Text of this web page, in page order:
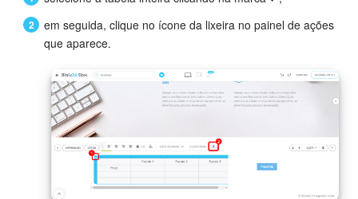
em seguida, clique no ícone da lixeira no painel de ações
que aparece.